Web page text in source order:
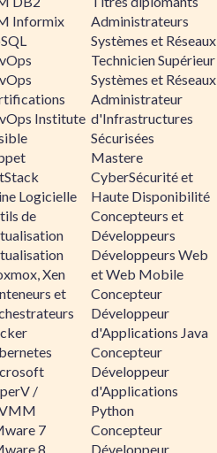
Informix
Institute
Logicielle
de
Xen
et
/
7
8
Administrateurs
Systèmes et Réseaux
Technicien Supérieur
Systèmes et Réseaux
Administrateur
d'Infrastructures
Sécurisées
Mastere
CyberSécurité et
Haute Disponibilité
Concepteurs et
Développeurs
Développeurs Web
et Web Mobile
Concepteur
Développeur
d'Applications Java
Concepteur
Développeur
d'Applications
Python
Concepteur
Développeur